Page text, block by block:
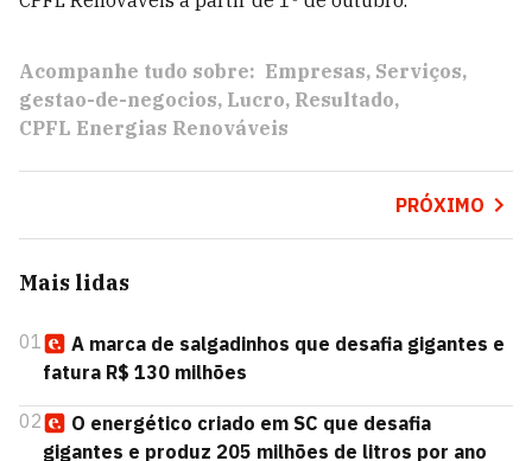
Acompanhe tudo sobre: Empresas Serviços
gestao-de-negocios Lucro Resultado
CPFL Energias Renováveis
PRÓXIMO
Mais lidas
01
A marca de salgadinhos que desafia gigantes e
fatura R$ 130 milhões
02
O energético criado em SC que desafia
gigantes e produz 205 milhões de litros por ano